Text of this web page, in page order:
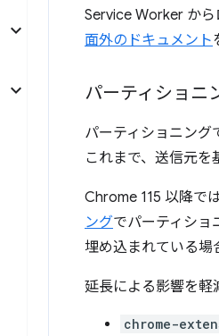
Service Worker から
面外のドキュメント
パーティショニ
パーティショニング
これまで、送信元を
Chrome 115 以降で
ングでパーティショ
埋め込まれている場
延長による影響を軽
chrome-